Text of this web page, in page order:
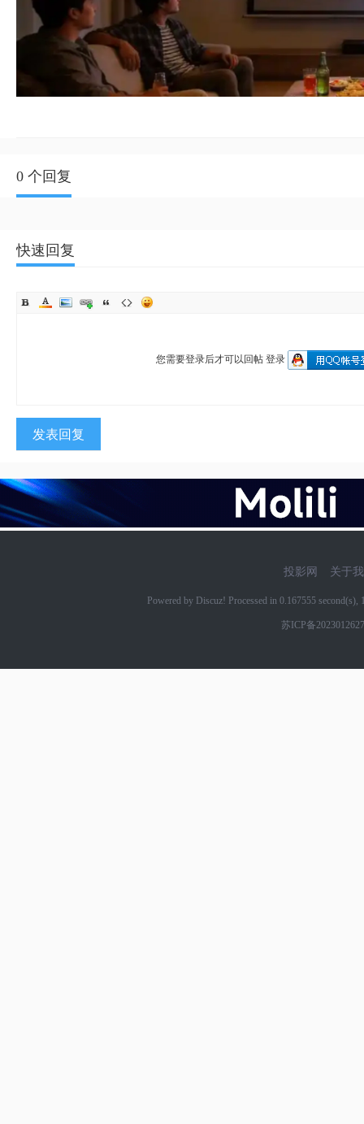
0 个回复
快速回复
您需要登录后才可以回帖 登录
发表回复
投影网 关于
Powered by Discuz! Processed in 0.167555
苏ICP备